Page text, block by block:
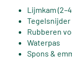
Lijmkam
Tegelsnijder
Rubberen
Waterpas
Spons &